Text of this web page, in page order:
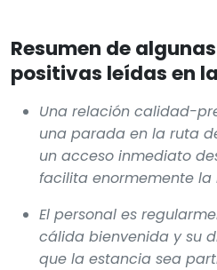
Resumen de
positivas leídas en
Una relación calidad-
una parada en la ruta
un acceso inmediato
facilita enormemente la
El personal es
cálida bienvenida y su
que la estancia sea